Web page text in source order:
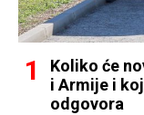
Koliko će
i Armije i
odgovora